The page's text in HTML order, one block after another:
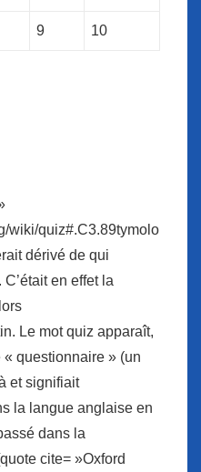
9 10
wiki/quiz#.C3.89tymolo
dérivé de qui
en effet la
Le mot quiz apparaît,
questionnaire » (un
et signifiait
la langue anglaise en
dans la
cite= »Oxford